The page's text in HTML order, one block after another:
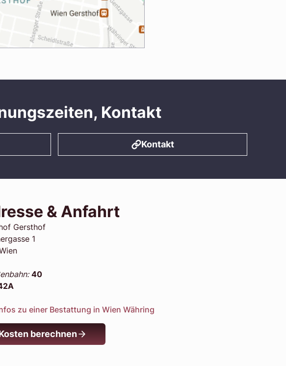
Kontakt
Kontakt
& Anfahrt
Gersthof
1
40
zu einer Bestattung in Wien Währing
berechnen